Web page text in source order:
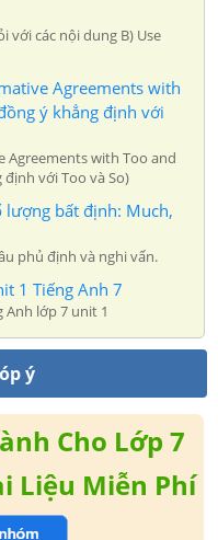
với các nội dung B) Use
Agreements with
ý khẳng định với
with Too and
với Too và So)
lượng bất định: Much,
phủ định và nghi vấn.
1 Tiếng Anh 7
lớp 7 unit 1
ý
Cho Lớp 7
Liệu Miễn Phí